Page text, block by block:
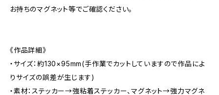
お持ちのマグネット等でご確認ください。
《作品詳細》
・サイズ：約130×95mm(手作業でカットしていますので作品によ
りサイズの誤差が生じます)
・素材：ステッカー→強粘着ステッカー、マグネット→強力マグネ